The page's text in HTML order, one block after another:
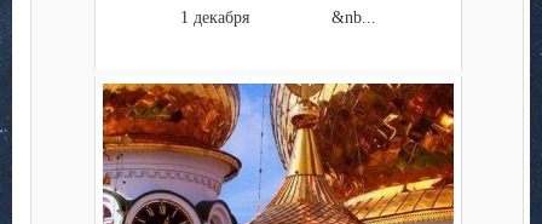
1 декабря &nb...